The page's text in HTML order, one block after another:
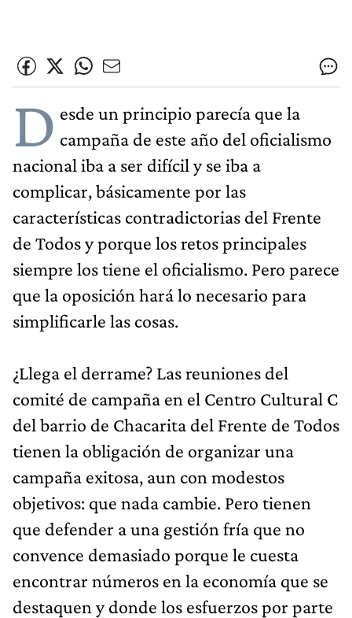
D esde un principio parecía que la
campaña de este año del oficialismo
nacional iba a ser difícil y se iba a
complicar, básicamente por las
características contradictorias del Frente
de Todos y porque los retos principales
siempre los tiene el oficialismo. Pero parece
que la oposición hará lo necesario para
simplificarle las cosas.
¿Llega el derrame? Las reuniones del
comité de campaña en el Centro Cultural C
del barrio de Chacarita del Frente de Todos
tienen la obligación de organizar una
campaña exitosa, aun con modestos
objetivos: que nada cambie. Pero tienen
que defender a una gestión fría que no
convence demasiado porque le cuesta
encontrar números en la economía que se
destaquen y donde los esfuerzos por parte